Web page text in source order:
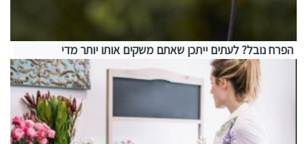
הפרח נובל? לעתים ייתכן שאתם משקים אותו יותר מדי